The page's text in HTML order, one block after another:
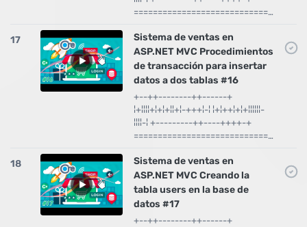
============================…
17
Sistema de ventas en
ASP.NET MVC Procedimientos
de transacción para insertar
datos a dos tablas #16
+--++--------++------+
¦+¦¦¦¦+¦+¦+¦¦+¦-+++¦-¦ ¦+¦++¦+¦+¦¦¦¦¦¦-
¦¦¦¦-¦ +---------++----++++-+
============================…
18
Sistema de ventas en
ASP.NET MVC Creando la
tabla users en la base de
datos #17
+--++--------++------+